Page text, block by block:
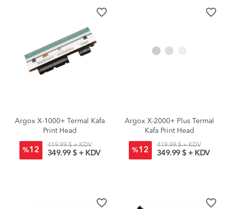
favorite_border
Argox X-1000+ Termal Kafa
Print Head
%12
419.99 $ + KDV
349.99 $ + KDV
favorite_border
Argox X-2000+ Plus Termal
Kafa Print Head
%12
419.99 $ + KDV
349.99 $ + KDV
favorite_border favorite_border